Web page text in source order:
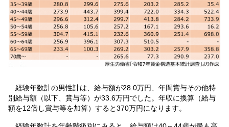
経験年数計の男性計は、給与額が28.0万円、年間賞与その他特
別給与額（以下、賞与等）が33.6万円でした。年収に換算（給与
額を12倍し賞与等を加算）すると370万円になります。